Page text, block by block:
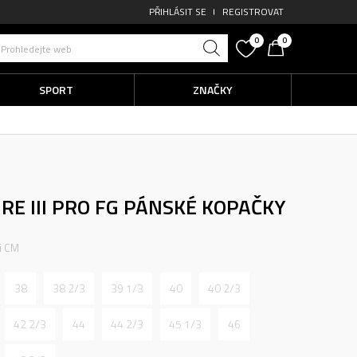
PŘIHLÁSIT SE REGISTROVAT
Prohledejte web
0 0
SPORT ZNAČKY
III PRO FG PÁNSKÉ KOPAČKY
38 38 2/3 39 1/3 40 40 2/3
42 2/3 44 44 2/3 45 1/3 46